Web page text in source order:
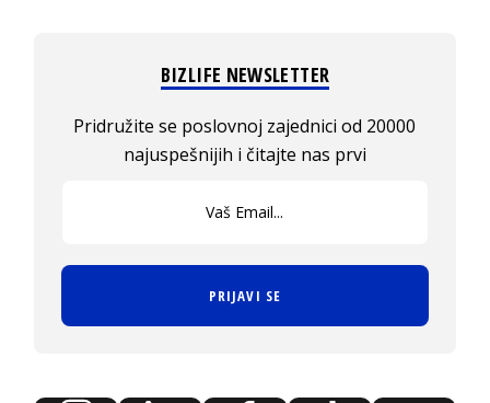
BIZLIFE NEWSLETTER
Pridružite se poslovnoj zajednici od 20000
najuspešnijih i čitajte nas prvi
PRIJAVI SE